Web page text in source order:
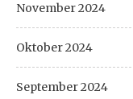
November 2024
Oktober 2024
September 2024